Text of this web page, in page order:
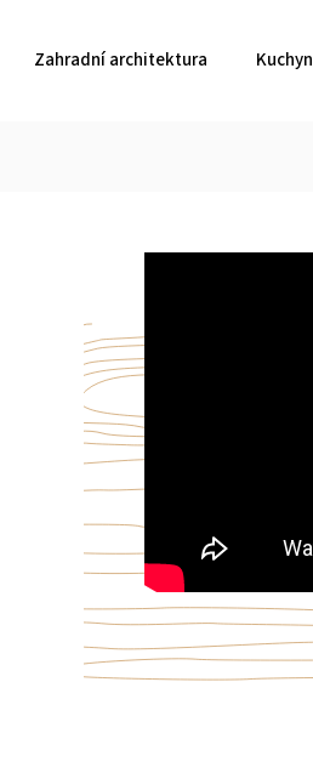
Zahradní architektura